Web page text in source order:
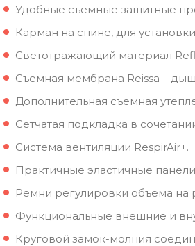
Удобные съёмные защитные
Карман на спине, для
Светотражающий материал
Cъемная мембрана Reissa –
Дополнительная съемная
Сетчатая подкладка в
Система вентиляции RespirAir+.
Практичные эластичные
Ремни регулировки объема на
Функциональные внешние и
Круговой замок-молния